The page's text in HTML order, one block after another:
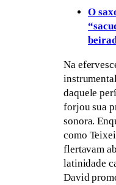
O
Na
daquele
forjou sua
sonora.
como
flertavam
latinidade
David